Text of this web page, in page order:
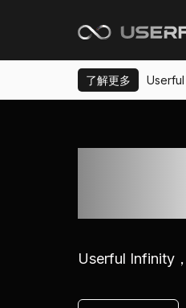
了解更多 Userful
Userful Infinity